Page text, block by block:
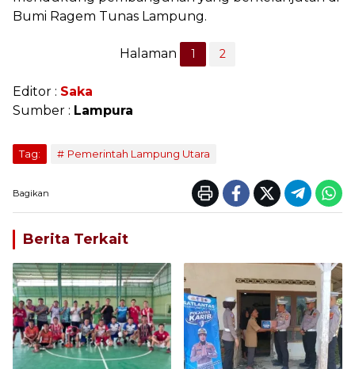
Bumi Ragem Tunas Lampung.
Halaman 1 2
Editor : Saka
Sumber : Lampura
Tag: Pemerintah Lampung Utara
Bagikan
Berita Terkait